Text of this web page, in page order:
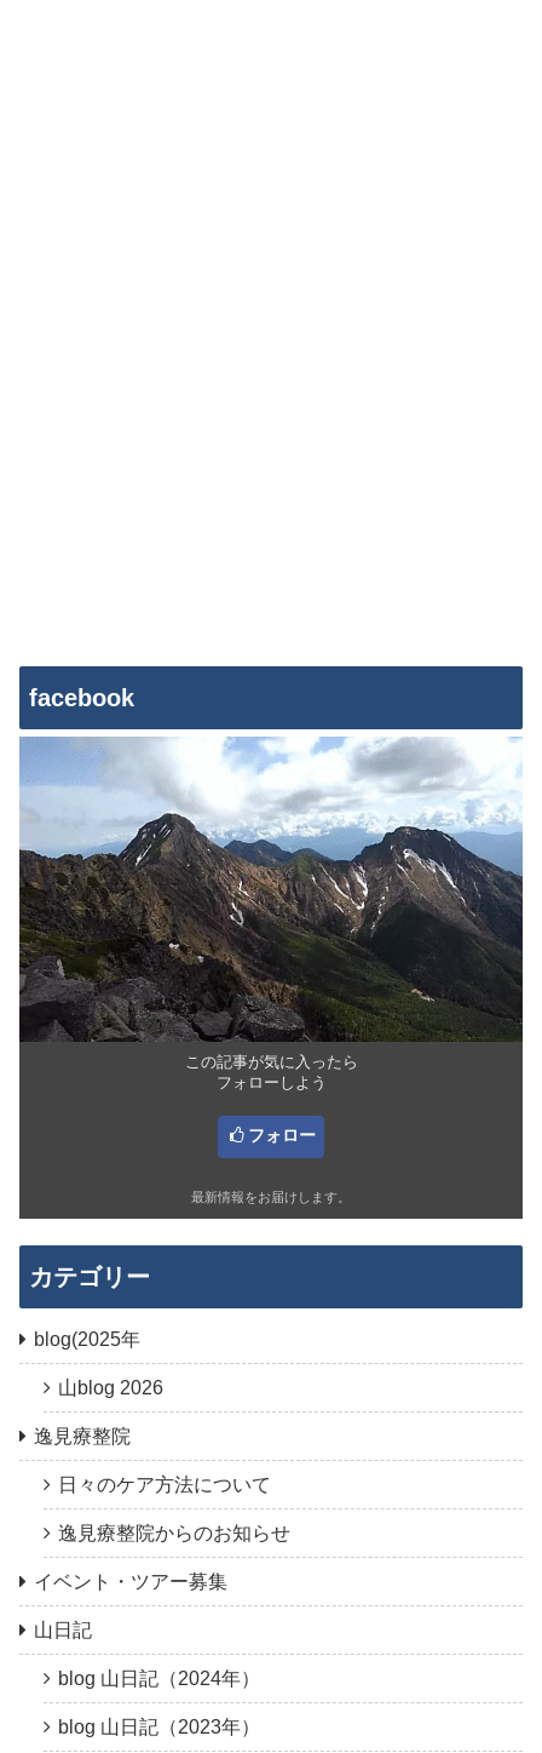
facebook
この記事が気に入ったら
フォローしよう
フォロー
最新情報をお届けします。
カテゴリー
blog(2025年
山blog 2026
逸見療整院
日々のケア方法について
逸見療整院からのお知らせ
イベント・ツアー募集
山日記
blog 山日記（2024年）
blog 山日記（2023年）